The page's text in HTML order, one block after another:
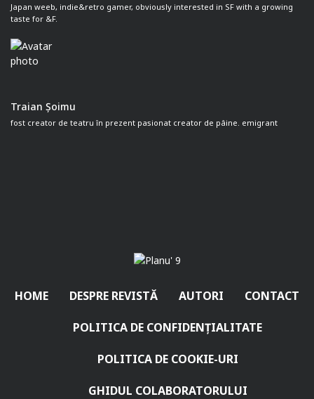
Japan weeb, indie&retro gamer, obviously interested in SF with a growing
taste for &F.
Traian Șoimu
fost creator de teatru în prezent pasionat creator de pâine. emigrant
HOME DESPRE REVISTĂ AUTORI CONTACT
POLITICA DE CONFIDENȚIALITATE
POLITICA DE COOKIE-URI
GHIDUL COLABORATORULUI